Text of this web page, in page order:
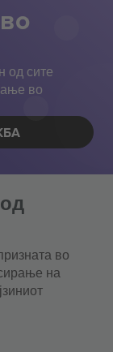
од сите
во
во
на